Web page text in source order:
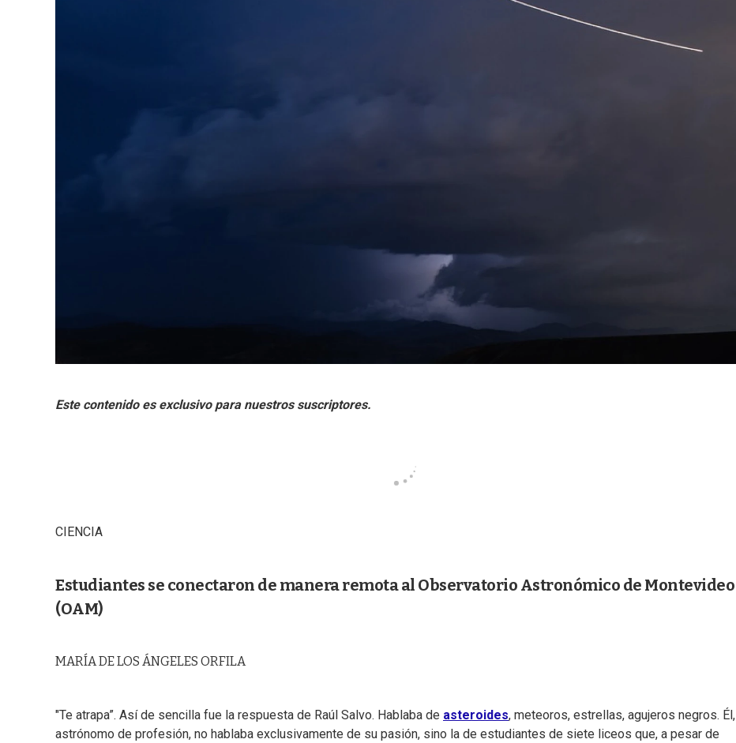
CIENCIA
Estudiantes se conectaron de manera remota al Observatorio Astronómico de Montevideo
(OAM)
MARÍA DE LOS ÁNGELES ORFILA
"Te atrapa”. Así de sencilla fue la respuesta de Raúl Salvo. Hablaba de asteroides, meteoros, estrellas, agujeros negros. Él,
astrónomo de profesión, no hablaba exclusivamente de su pasión, sino la de estudiantes de siete liceos que, a pesar de